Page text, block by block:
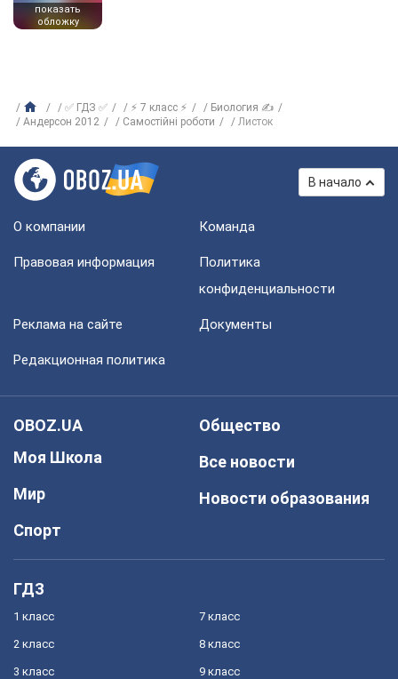
показать
обложку
✅ ГДЗ ✅ ⚡ 7 класс ⚡
Биология ✍
Андерсон 2012
Самостійні роботи Листок
В начало
О компании Команда
Правовая информация
Политика
конфиденциальности
Реклама на сайте Документы
Редакционная политика
OBOZ.UA
Моя Школа
Мир
Спорт
Общество
Все новости
Новости образования
ГДЗ
1 класс
2 класс
3 класс
7 класс
8 класс
9 класс